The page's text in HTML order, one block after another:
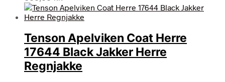
Tenson Apelviken Coat Herre
17644 Black Jakker Herre
Regnjakke